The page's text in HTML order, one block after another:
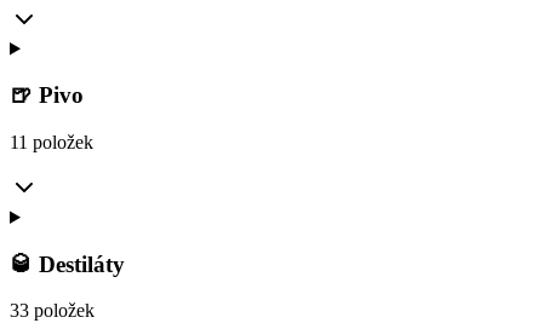
🍺 Pivo
11 položek
🥃 Destiláty
33 položek